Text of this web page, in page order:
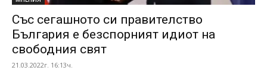
Със сегашното си правителство
България е безспорният идиот на
свободния свят
21.03.2022г. 16:13ч.